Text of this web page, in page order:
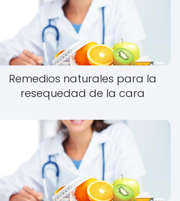
Remedios naturales para la
resequedad de la cara